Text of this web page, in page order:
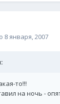
8 января, 2007
то!!!
на ночь -